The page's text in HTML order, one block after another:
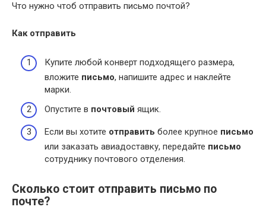
Что нужно чтоб отправить письмо почтой?
Как отправить
Купите любой конверт подходящего размера,
вложите письмо, напишите адрес и наклейте
марки.
Опустите в почтовый ящик.
Если вы хотите отправить более крупное письмо
или заказать авиадоставку, передайте письмо
сотруднику почтового отделения.
Сколько стоит отправить письмо по
почте?